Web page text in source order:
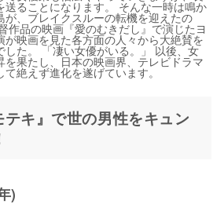
送ることになります。 そんな一時は鳴か
が、ブレイクスルーの転機を迎えたの
作品の映画『愛のむきだし』で演じたヨ
が映画を見た各方面の人々から大絶賛を
した。 「凄い女優がいる。」 以後、女
果たし、日本の映画界、テレビドラマ
絶えず進化を遂げています。
キ』で世の男性をキュン
)